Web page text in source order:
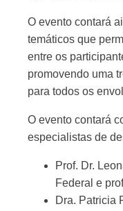
O evento contará
temáticos que
entre os
promovendo uma
para todos os
O evento contará
especialistas de
Prof. Dr.
Federal e
Dra. Patricia